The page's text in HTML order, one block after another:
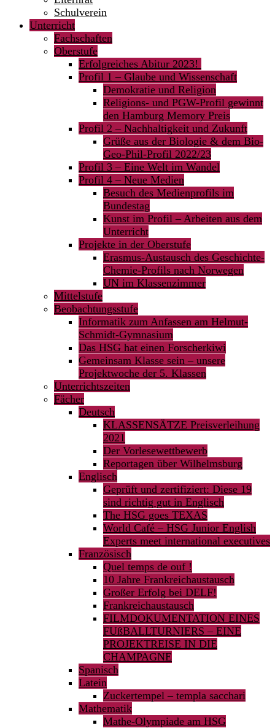
Schulverein
Unterricht
Fachschaften
Oberstufe
Erfolgreiches Abitur 2023!
Profil 1 – Glaube und Wissenschaft
Demokratie und Religion
Religions- und PGW-Profil gewinnt
den Hamburg Memory Preis
Profil 2 – Nachhaltigkeit und Zukunft
Grüße aus der Biologie & dem Bio-
Geo-Phil-Profil 2022/23
Profil 3 – Eine Welt im Wandel
Profil 4 – Neue Medien
Besuch des Medienprofils im
Bundestag
Kunst im Profil – Arbeiten aus dem
Unterricht
Projekte in der Oberstufe
Erasmus-Austausch des Geschichte-
Chemie-Profils nach Norwegen
UN im Klassenzimmer
Mittelstufe
Beobachtungsstufe
Informatik zum Anfassen am Helmut-
Schmidt-Gymnasium
Das HSG hat einen Forscherkiwi
Gemeinsam Klasse sein – unsere
Projektwoche der 5. Klassen
Unterrichtszeiten
Fächer
Deutsch
KLASSENSÄTZE Preisverleihung
2021
Der Vorlesewettbewerb
Reportagen über Wilhelmsburg
Englisch
Geprüft und zertifiziert: Diese 19
sind richtig gut in Englisch
The HSG goes TEXAS
World Café – HSG Junior English
Experts meet international executives
Französisch
Quel temps de ouf !
10 Jahre Frankreichaustausch
Großer Erfolg bei DELF!
Frankreichaustausch
FILMDOKUMENTATION EINES
FUßBALLTURNIERS – EINE
PROJEKTREISE IN DIE
CHAMPAGNE
Spanisch
Latein
Zuckertempel – templa sacchari
Mathematik
Mathe-Olympiade am HSG